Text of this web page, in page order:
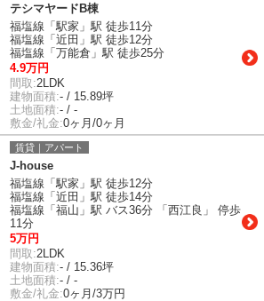
テシマヤードB棟
福塩線「駅家」駅 徒歩11分
福塩線「近田」駅 徒歩12分
福塩線「万能倉」駅 徒歩25分
4.9万円
間取:2LDK
建物面積:- / 15.89坪
土地面積:- / -
敷金/礼金:0ヶ月/0ヶ月
賃貸｜アパート
J-house
福塩線「駅家」駅 徒歩12分
福塩線「近田」駅 徒歩14分
福塩線「福山」駅 バス36分 「西江良」 停歩
11分
5万円
間取:2LDK
建物面積:- / 15.36坪
土地面積:- / -
敷金/礼金:0ヶ月/3万円